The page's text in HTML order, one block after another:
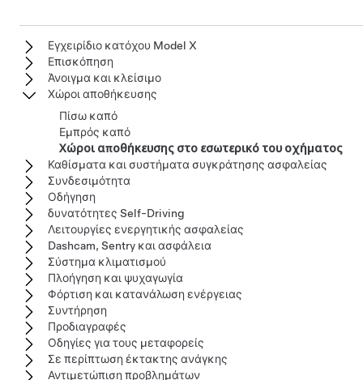
Εγχειρίδιο κατόχου Model X
Επισκόπηση
Άνοιγμα και κλείσιμο
Χώροι αποθήκευσης
Πίσω καπό
Εμπρός καπό
Χώροι αποθήκευσης στο εσωτερικό του οχήματος
Καθίσματα και συστήματα συγκράτησης ασφαλείας
Συνδεσιμότητα
Οδήγηση
δυνατότητες Self-Driving
Λειτουργίες ενεργητικής ασφαλείας
Dashcam, Sentry και ασφάλεια
Σύστημα κλιματισμού
Πλοήγηση και ψυχαγωγία
Φόρτιση και κατανάλωση ενέργειας
Συντήρηση
Προδιαγραφές
Οδηγίες για τους μεταφορείς
Σε περίπτωση έκτακτης ανάγκης
Αντιμετώπιση προβλημάτων